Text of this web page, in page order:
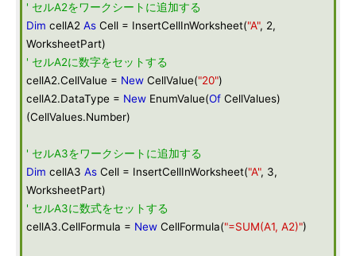
' セルA2をワークシートに追加する
Dim cellA2 As Cell = InsertCellInWorksheet("A", 2,
WorksheetPart)
' セルA2に数字をセットする
cellA2.CellValue = New CellValue("20")
cellA2.DataType = New EnumValue(Of CellValues)
(CellValues.Number)
' セルA3をワークシートに追加する
Dim cellA3 As Cell = InsertCellInWorksheet("A", 3,
WorksheetPart)
' セルA3に数式をセットする
cellA3.CellFormula = New CellFormula("=SUM(A1, A2)")